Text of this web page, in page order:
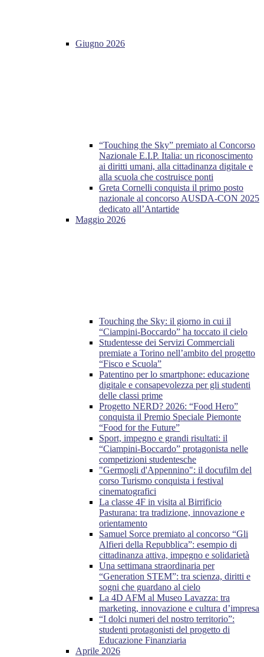
Giugno 2026
“Touching the Sky” premiato al Concorso
Nazionale E.I.P. Italia: un riconoscimento
ai diritti umani, alla cittadinanza digitale e
alla scuola che costruisce ponti
Greta Cornelli conquista il primo posto
nazionale al concorso AUSDA-CON 2025
dedicato all’Antartide
Maggio 2026
Touching the Sky: il giorno in cui il
“Ciampini-Boccardo” ha toccato il cielo
Studentesse dei Servizi Commerciali
premiate a Torino nell’ambito del progetto
“Fisco e Scuola”
Patentino per lo smartphone: educazione
digitale e consapevolezza per gli studenti
delle classi prime
Progetto NERD? 2026: “Food Hero”
conquista il Premio Speciale Piemonte
“Food for the Future”
Sport, impegno e grandi risultati: il
“Ciampini-Boccardo” protagonista nelle
competizioni studentesche
"Germogli d'Appennino": il docufilm del
corso Turismo conquista i festival
cinematografici
La classe 4F in visita al Birrificio
Pasturana: tra tradizione, innovazione e
orientamento
Samuel Sorce premiato al concorso “Gli
Alfieri della Repubblica”: esempio di
cittadinanza attiva, impegno e solidarietà
Una settimana straordinaria per
“Generation STEM”: tra scienza, diritti e
sogni che guardano al cielo
La 4D AFM al Museo Lavazza: tra
marketing, innovazione e cultura d’impresa
“I dolci numeri del nostro territorio”:
studenti protagonisti del progetto di
Educazione Finanziaria
Aprile 2026